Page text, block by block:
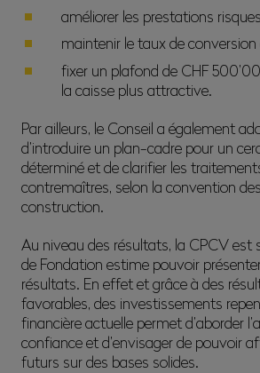
améliorer les prestations
maintenir le taux de conversion
fixer un plafond de CHF
la caisse plus attractive.
Par ailleurs, le Conseil a également
d’introduire un plan-cadre pour un
déterminé et de clarifier les
contremaîtres, selon la convention
construction.
Au niveau des résultats, la CPCV est
de Fondation estime pouvoir
résultats. En effet et grâce à des
favorables, des investissements
financière actuelle permet d’aborder
confiance et d’envisager de pouvoir
futurs sur des bases solides.